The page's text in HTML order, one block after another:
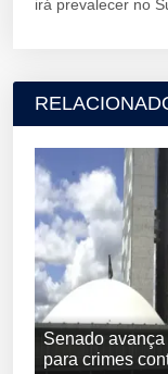
irá prevalecer no
Senado
para crimes